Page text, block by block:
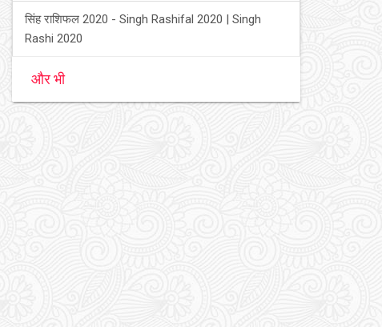
सिंह राशिफल 2020 - Singh Rashifal 2020 | Singh
Rashi 2020
और भी